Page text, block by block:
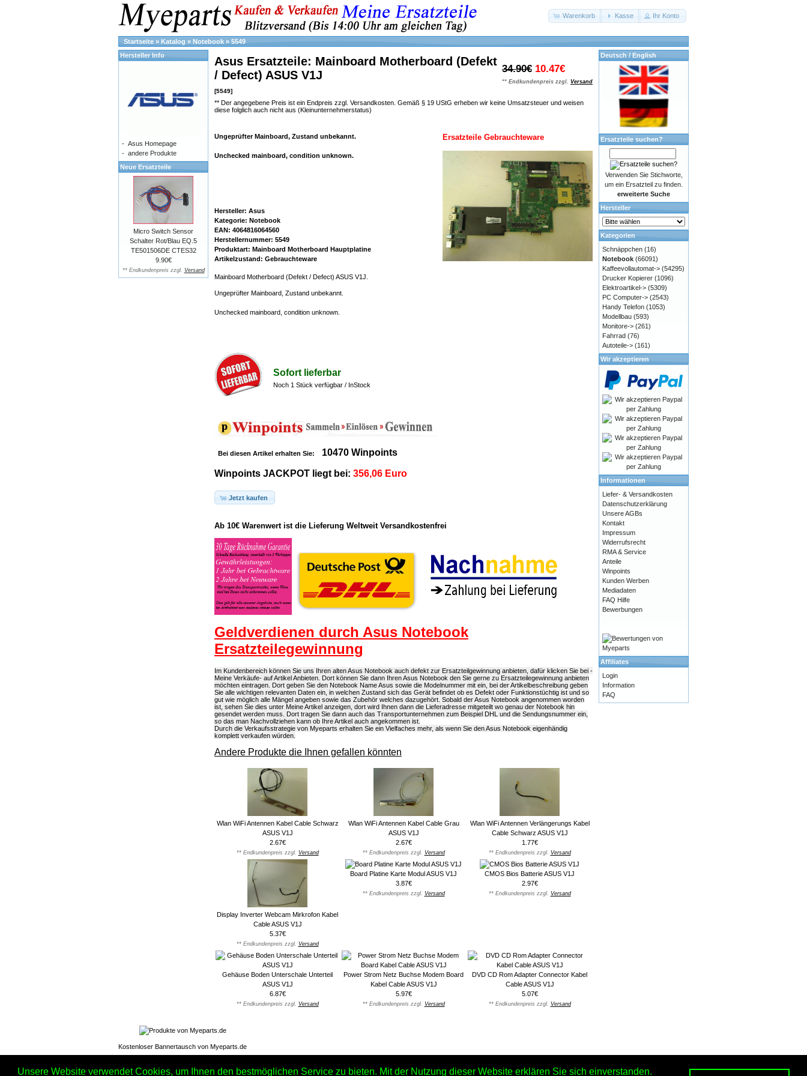
Unsere Website verwendet Cookies, um Ihnen den bestmöglichen Service zu bieten. Mit der Nutzung dieser Website erklären Sie sich einverstanden.
Warenkorb Kasse Ihr Konto
Startseite » Katalog » Notebook » 5549
34.90€ 10.47€
** Endkundenpreis zzgl. Versand
Asus Ersatzteile: Mainboard Motherboard (Defekt
/ Defect) ASUS V1J
[5549]
** Der angegebene Preis ist ein Endpreis zzgl. Versandkosten. Gemäß § 19 UStG erheben wir keine Umsatzsteuer und weisen
diese folglich auch nicht aus (Kleinunternehmerstatus)
Ersatzteile Gebrauchteware
Ungeprüfter Mainboard, Zustand unbekannt.
Unchecked mainboard, condition unknown.
Hersteller: Asus
Kategorie: Notebook
EAN: 4064816064560
Herstellernummer: 5549
Produktart: Mainboard Motherboard Hauptplatine
Artikelzustand: Gebrauchteware
Mainboard Motherboard (Defekt / Defect) ASUS V1J.
Ungeprüfter Mainboard, Zustand unbekannt.
Unchecked mainboard, condition unknown.
Sofort lieferbar
Noch 1 Stück verfügbar / InStock
Bei diesen Artikel erhalten Sie: 10470 Winpoints
Winpoints JACKPOT liegt bei: 356,06 Euro
Jetzt kaufen
Ab 10€ Warenwert ist die Lieferung Weltweit Versandkostenfrei
Geldverdienen durch Asus Notebook
Ersatzteilegewinnung
Im Kundenbereich können Sie uns Ihren alten Asus Notebook auch defekt zur Ersatzteilgewinnung anbieten, dafür klicken Sie bei -
Meine Verkäufe- auf Artikel Anbieten. Dort können Sie dann Ihren Asus Notebook den Sie gerne zu Ersatzteilegewinnung anbieten
möchten eintragen. Dort geben Sie den Notebook Name Asus sowie die Modelnummer mit ein, bei der Artikelbeschreibung geben
Sie alle wichtigen relevanten Daten ein, in welchen Zustand sich das Gerät befindet ob es Defekt oder Funktionstüchtig ist und so
gut wie möglich alle Mängel angeben sowie das Zubehör welches dazugehört. Sobald der Asus Notebook angenommen worden
ist, sehen Sie dies unter Meine Artikel anzeigen, dort wird Ihnen dann die Lieferadresse mitgeteilt wo genau der Notebook hin
gesendet werden muss. Dort tragen Sie dann auch das Transportunternehmen zum Beispiel DHL und die Sendungsnummer ein,
so das man Nachvollziehen kann ob Ihre Artikel auch angekommen ist.
Durch die Verkaufsstrategie von Myeparts erhalten Sie ein Vielfaches mehr, als wenn Sie den Asus Notebook eigenhändig
komplett verkaufen würden.
Andere Produkte die Ihnen gefallen könnten
Wlan WiFi Antennen Kabel Cable Schwarz
ASUS V1J
2.67€
** Endkundenpreis zzgl. Versand
Wlan WiFi Antennen Kabel Cable Grau
ASUS V1J
2.67€
** Endkundenpreis zzgl. Versand
Wlan WiFi Antennen Verlängerungs Kabel
Cable Schwarz ASUS V1J
1.77€
** Endkundenpreis zzgl. Versand
Display Inverter Webcam Mirkrofon Kabel
Cable ASUS V1J
5.37€
** Endkundenpreis zzgl. Versand
Board Platine Karte Modul ASUS V1J
3.87€
** Endkundenpreis zzgl. Versand
CMOS Bios Batterie ASUS V1J
2.97€
** Endkundenpreis zzgl. Versand
Gehäuse Boden Unterschale Unterteil
ASUS V1J
6.87€
** Endkundenpreis zzgl. Versand
Power Strom Netz Buchse Modem Board
Kabel Cable ASUS V1J
5.97€
** Endkundenpreis zzgl. Versand
DVD CD Rom Adapter Connector Kabel
Cable ASUS V1J
5.07€
** Endkundenpreis zzgl. Versand
Hersteller Info
- Asus Homepage
- andere Produkte
Neue Ersatzteile
Micro Switch Sensor
Schalter Rot/Blau EQ.5
TE501506DE CTES32
9.90€
** Endkundenpreis zzgl. Versand
Deutsch / English
Ersatzteile suchen?
Verwenden Sie Stichworte,
um ein Ersatzteil zu finden.
erweiterte Suche
Hersteller
Kategorien
Schnäppchen (16)
Notebook (66091)
Kaffeevollautomat-> (54295)
Drucker Kopierer (1096)
Elektroartikel-> (5309)
PC Computer-> (2543)
Handy Telefon (1053)
Modellbau (593)
Monitore-> (261)
Fahrrad (76)
Autoteile-> (161)
Wir akzeptieren
Informationen
Liefer- & Versandkosten
Datenschutzerklärung
Unsere AGBs
Kontakt
Impressum
Widerrufsrecht
RMA & Service
Anteile
Winpoints
Kunden Werben
Mediadaten
FAQ Hilfe
Bewerbungen
Affiliates
Login
Information
FAQ
Kostenloser Bannertausch von Myeparts.de